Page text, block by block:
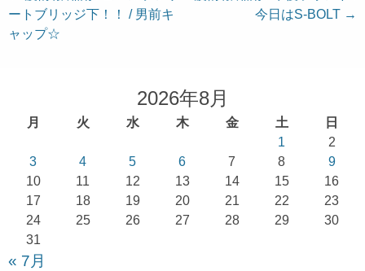
稿
ナ
ートブリッジ下！！ / 男前キ
ャップ☆
今日はS-BOLT →
2026年8月
月 火 水 木 金 土
日
1
2
3
4 5 6 7 8
9
10
11 12 13 14 15
16
17
18 19 20 21 22
23
24
25 26 27 28 29
30
31
« 7月